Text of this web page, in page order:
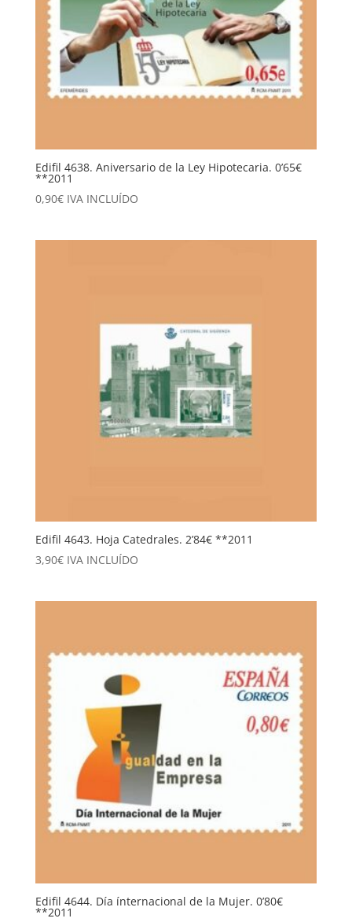
Edifil 4638. Aniversario de la Ley Hipotecaria. 0’65€
**2011
0,90€ IVA INCLUÍDO
Edifil 4643. Hoja Catedrales. 2’84€ **2011
3,90€ IVA INCLUÍDO
Edifil 4644. Día ínternacional de la Mujer. 0’80€
**2011